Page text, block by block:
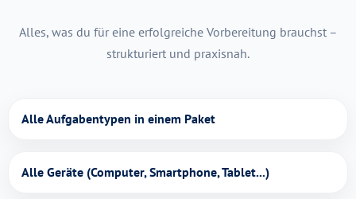
Alles, was du für eine erfolgreiche Vorbereitung brauchst –
strukturiert und praxisnah.
Alle Aufgabentypen in einem Paket
Alle Geräte (Computer, Smartphone, Tablet...)